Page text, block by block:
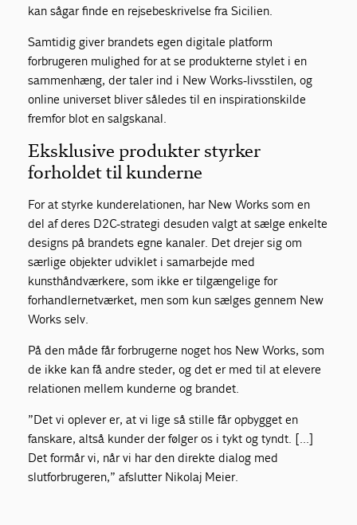
kan sågar finde en rejsebeskrivelse fra Sicilien.
Samtidig giver brandets egen digitale platform
forbrugeren mulighed for at se produkterne stylet i en
sammenhæng, der taler ind i New Works-livsstilen, og
online universet bliver således til en inspirationskilde
fremfor blot en salgskanal.
Eksklusive produkter styrker
forholdet til kunderne
For at styrke kunderelationen, har New Works som en
del af deres D2C-strategi desuden valgt at sælge enkelte
designs på brandets egne kanaler. Det drejer sig om
særlige objekter udviklet i samarbejde med
kunsthåndværkere, som ikke er tilgængelige for
forhandlernetværket, men som kun sælges gennem New
Works selv.
På den måde får forbrugerne noget hos New Works, som
de ikke kan få andre steder, og det er med til at elevere
relationen mellem kunderne og brandet.
”Det vi oplever er, at vi lige så stille får opbygget en
fanskare, altså kunder der følger os i tykt og tyndt. […]
Det formår vi, når vi har den direkte dialog med
slutforbrugeren,” afslutter Nikolaj Meier.